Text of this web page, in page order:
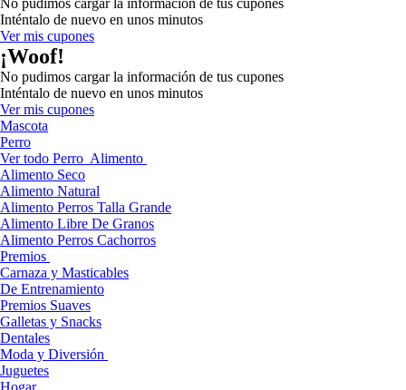
No pudimos cargar la información de tus cupones
Inténtalo de nuevo en unos minutos
Ver mis cupones
¡Woof!
No pudimos cargar la información de tus cupones
Inténtalo de nuevo en unos minutos
Ver mis cupones
Mascota
Perro
Ver todo Perro Alimento
Alimento Seco
Alimento Natural
Alimento Perros Talla Grande
Alimento Libre De Granos
Alimento Perros Cachorros
Premios
Carnaza y Masticables
De Entrenamiento
Premios Suaves
Galletas y Snacks
Dentales
Moda y Diversión
Juguetes
Hogar